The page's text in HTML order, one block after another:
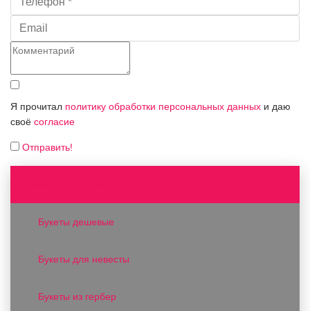
Я прочитал политику обработки персональных данных и даю
своё согласие
Отправить!
Букеты дешевые
Букеты для невесты
Букеты из гербер